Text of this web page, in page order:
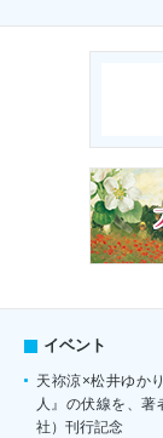
イベント
天祢涼×松井ゆか
人』の伏線を、
社）刊行記念